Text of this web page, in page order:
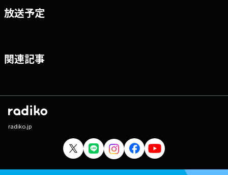
放送予定
関連記事
radiko.jp